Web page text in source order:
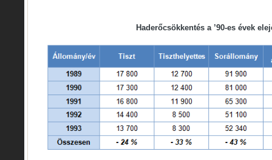
Haderőcsökkentés a ’90-es évek